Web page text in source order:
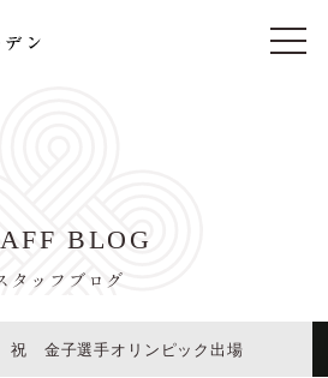
t
BLOG
タッフブログ
祝 金子選手オリンピック出場